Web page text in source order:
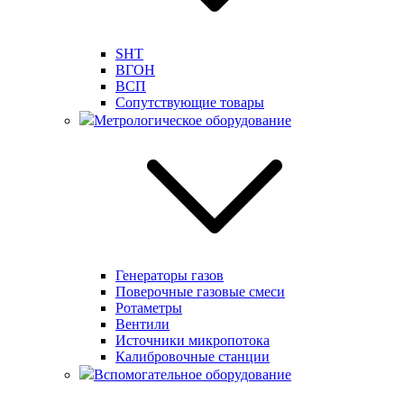
SHT
ВГОН
ВСП
Сопутствующие товары
Метрологическое оборудование
Генераторы газов
Поверочные газовые смеси
Ротаметры
Вентили
Источники микропотока
Калибровочные станции
Вспомогательное оборудование